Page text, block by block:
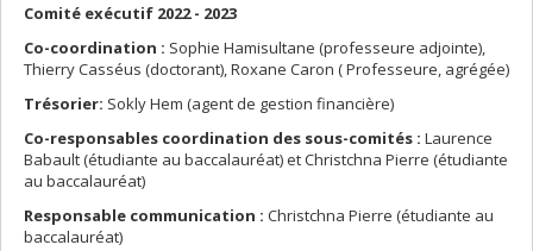
Comité exécutif 2022 - 2023
Co-coordination : Sophie Hamisultane (professeure adjointe),
Thierry Casséus (doctorant), Roxane Caron ( Professeure, agrégée)
Trésorier: Sokly Hem (agent de gestion financière)
Co-responsables coordination des sous-comités : Laurence
Babault (étudiante au baccalauréat) et Christchna Pierre (étudiante
au baccalauréat)
Responsable communication : Christchna Pierre (étudiante au
baccalauréat)